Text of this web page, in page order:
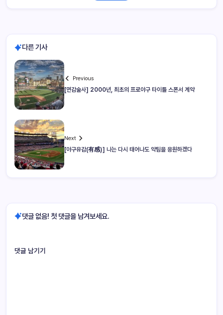
다른 기사
Previous
[연감술사] 2000년, 최초의 프로야구 타이틀 스폰서 계약
Next
[야구유감(有感)] 나는 다시 태어나도 약팀을 응원하겠다
댓글 없음! 첫 댓글을 남겨보세요.
댓글 남기기